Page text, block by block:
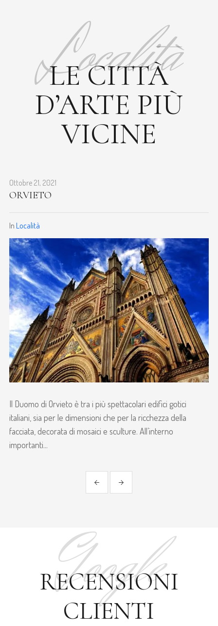
Località
LE CITTÀ
D’ARTE PIÙ
VICINE
Ottobre 21, 2021
ORVIETO
In Località
Il Duomo di Orvieto è tra i più spettacolari edifici gotici
italiani, sia per le dimensioni che per la ricchezza della
facciata, decorata di mosaici e sculture. All’interno
importanti...
Google
RECENSIONI
CLIENTI